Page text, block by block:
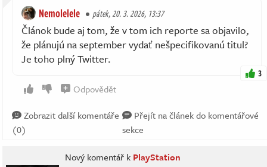
Nemolelele pátek, 20. 3. 2026, 13:37
Článok bude aj tom, že v tom ich reporte sa objavilo,
že plánujú na september vydať nešpecifikovanú titul?
Je toho plný Twitter.
3
Odpovědět
Zobrazit další komentáře
(0)
Přejít na článek do komentářové
sekce
Nový komentář k PlayStation